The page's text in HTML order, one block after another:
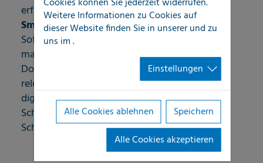
erfolgt einheitlich über denLOCATEC
SmartReport®, eine von LOCATEC entwickelte
Software-Lösung, die neben einer
maßgeschneiderten und professionellen
Dokumentation auch die Weiterleitung aller
relevanten Dokumente und Informationen in
digitaler Form an unsere Kunden direkt vom
Schadenort unmittelbar nach Erfassung des
Schadenbildes ermöglicht.
Weitere Informationen zu Cookies auf
dieser Website finden Sie in unsererund zu
uns im.
Einstellungen
Alle Cookies ablehnen
Speichern
Alle Cookies akzeptieren